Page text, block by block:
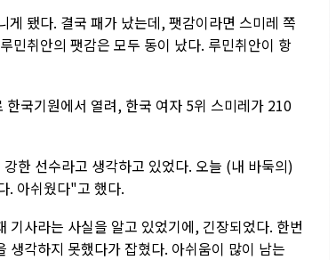
됐다. 결국 패가 났는데, 팻감이라면 스미레 쪽
민취안의 팻감은 모두 동이 났다. 루민취안이 항
국기원에서 열려, 한국 여자 5위 스미레가 210
한 선수라고 생각하고 있었다. 오늘 (내 바둑의)
. 아쉬웠다"고 했다.
사라는 사실을 알고 있었기에, 긴장되었다. 한번
생각하지 못했다가 잡혔다. 아쉬움이 많이 남는